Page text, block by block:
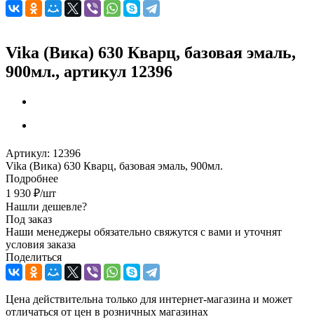
Vika (Вика) 630 Кварц, базовая эмаль,
900мл., артикул 12396
Артикул: 12396
Vika (Вика) 630 Кварц, базовая эмаль, 900мл.
Подробнее
1 930 ₽/шт
Нашли дешевле?
Под заказ
Наши менеджеры обязательно свяжутся с вами и уточнят
условия заказа
Поделиться
Цена действительна только для интернет-магазина и может
отличаться от цен в розничных магазинах